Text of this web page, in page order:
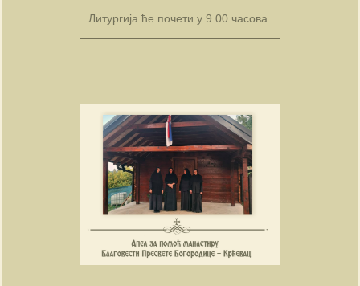
Литургија ће почети у 9.00 часова.